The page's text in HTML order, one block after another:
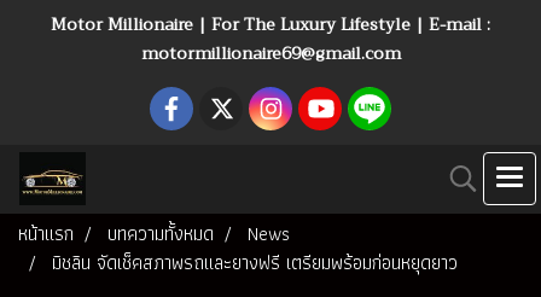
Motor Millionaire | For The Luxury Lifestyle | E-mail :
motormillionaire69@gmail.com
หน้าแรก บทความทั้งหมด
News
มิชลิน จัดเช็คสภาพรถและยางฟรี เตรียมพร้อมก่อนหยุดยาว